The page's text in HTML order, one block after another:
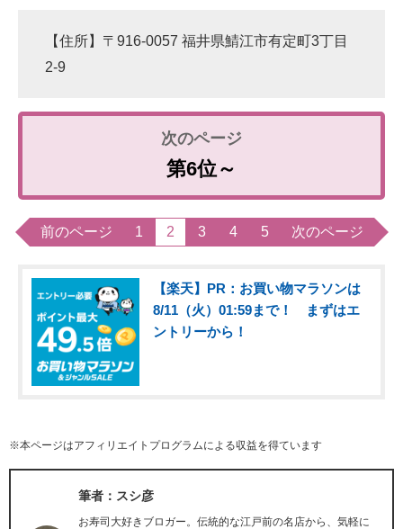
【住所】〒916-0057 福井県鯖江市有定町3丁目
2-9
第6位～
前のページ 1 2 3 4 5 次のページ
【楽天】PR：お買い物マラソンは
8/11（火）01:59まで！ まずはエ
ントリーから！
※本ページはアフィリエイトプログラムによる収益を得ています
筆者：スシ彦
お寿司大好きブロガー。伝統的な江戸前の名店から、気軽に